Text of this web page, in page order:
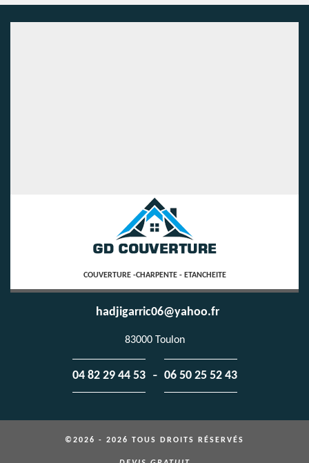
COUVERTURE -CHARPENTE - ETANCHEITE
hadjigarric06@yahoo.fr
83000 Toulon
04 82 29 44 53 - 06 50 25 52 43
©2026 - 2026 TOUS DROITS RÉSERVÉS